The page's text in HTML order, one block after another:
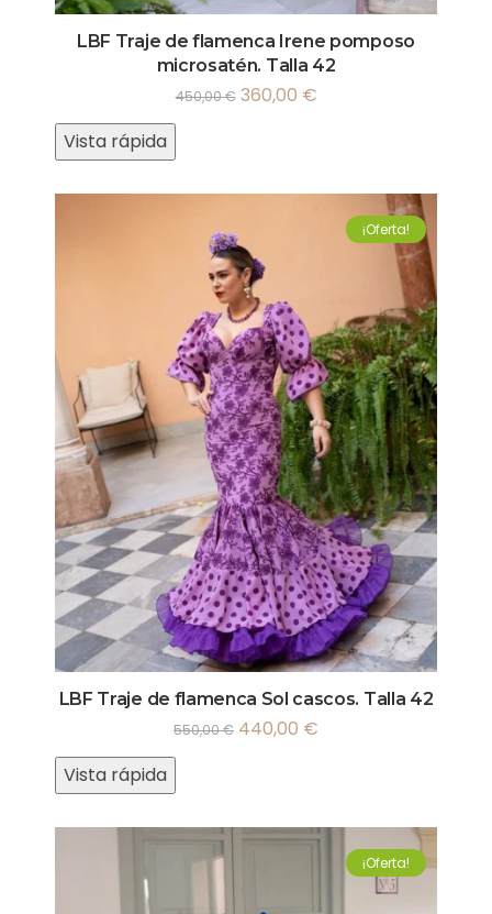
LBF Traje de flamenca Irene pomposo
microsatén. Talla 42
450,00€ 360,00 €
Vista rápida
¡Oferta!
LBF Traje de flamenca Sol cascos. Talla 42
550,00€ 440,00 €
Vista rápida
¡Oferta!